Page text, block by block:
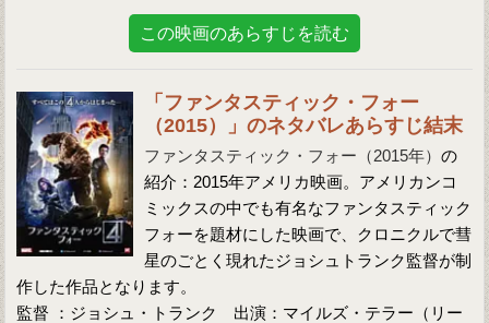
この映画のあらすじを読む
「ファンタスティック・フォー
（2015）」のネタバレあらすじ結末
ファンタスティック・フォー（2015年）の
紹介：2015年アメリカ映画。アメリカンコ
ミックスの中でも有名なファンタスティック
フォーを題材にした映画で、クロニクルで彗
星のごとく現れたジョシュトランク監督が制
作した作品となります。
監督 ：ジョシュ・トランク 出演：マイルズ・テラー（リー